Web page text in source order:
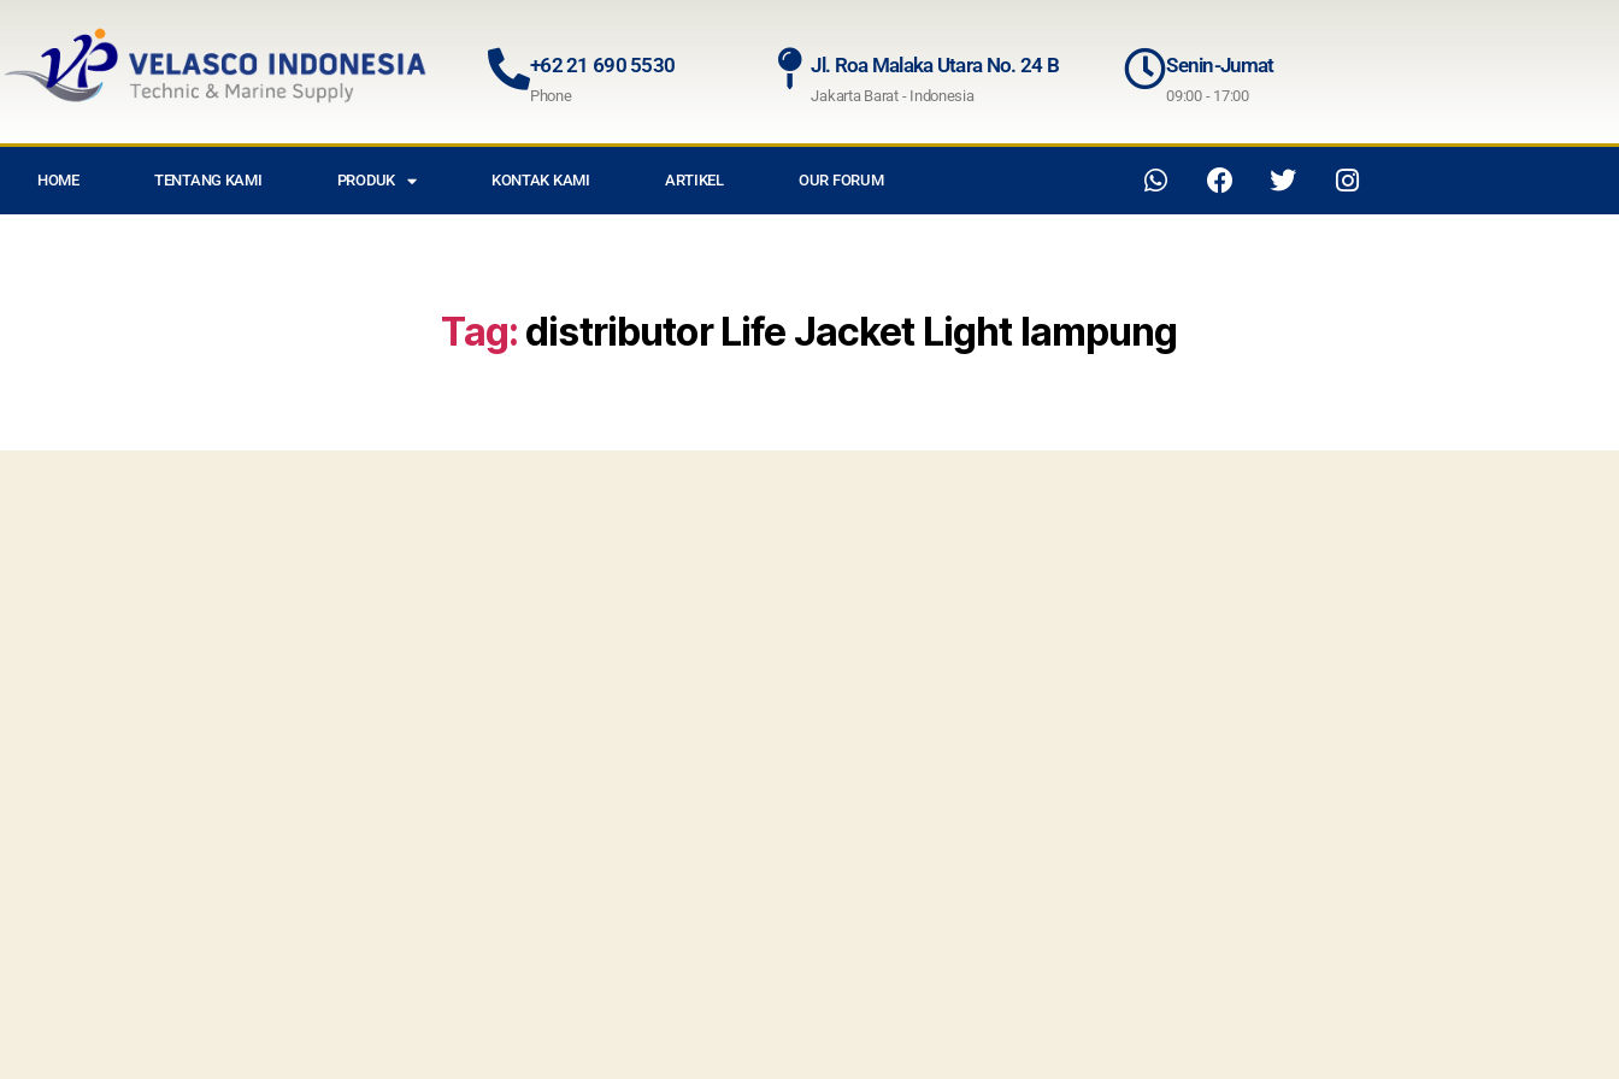
+62 21 690 5530
Phone
Jl. Roa Malaka Utara No. 24 B
Jakarta Barat - Indonesia
Senin-Jumat
09:00 - 17:00
HOME TENTANG KAMI PRODUK KONTAK KAMI ARTIKEL OUR FORUM
Tag: distributor Life Jacket Light lampung